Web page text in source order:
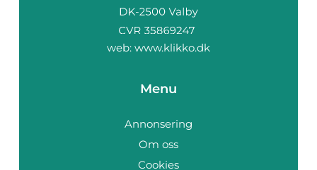
web: www.klikko.dk
Menu
Annonsering
Om oss
Cookies